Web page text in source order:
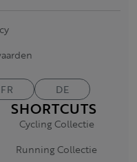
SHORTCUTS
Cycling Collectie
Running Collectie
FR DE